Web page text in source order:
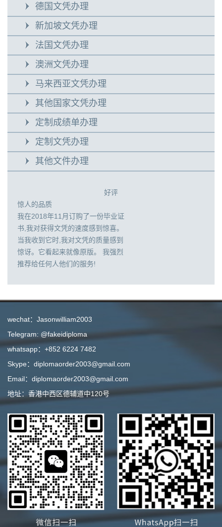
德国文凭办理
新加坡文凭办理
法国文凭办理
澳洲文凭办理
马来西亚文凭办理
其他国家文凭办理
定制成绩单办理
定制文凭办理
其他文件办理
好评
惊人的品质
我在2018年11月订购了一份毕业证
书,我对获得文凭的速度感到惊喜。
当我收到它时,我对文凭的质量感到
惊讶。它看起来就像原版。 我强烈
推荐给任何人他们的服务!
wechat：Jasonwilliam2003
Telegram: @fakeidiploma
whatsapp：+852 6224 7482
Skype：diplomaorder2003@gmail.com
Email：diplomaorder2003@gmail.com
地址：香港中西区德辅道中120号